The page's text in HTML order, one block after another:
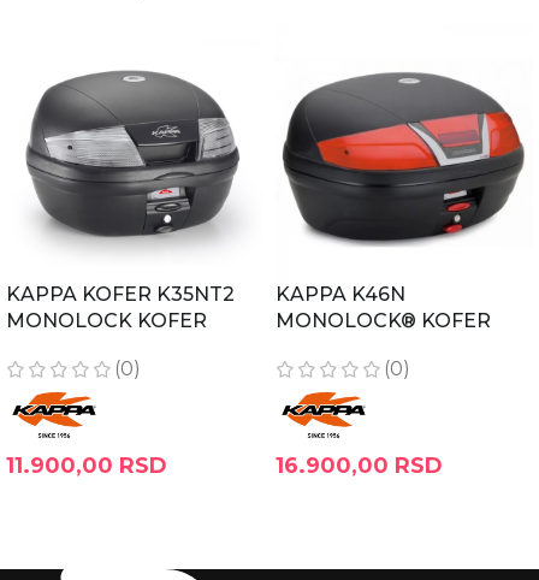
KAPPA KOFER K35NT2
MONOLOCK KOFER
(0)
11.900,00 RSD
KAPPA K46N
MONOLOCK® KOFER
(0)
16.900,00 RSD